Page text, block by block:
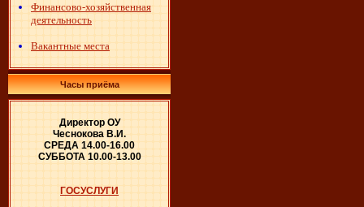
Финансово-хозяйственная
деятельность
Вакантные места
Часы приёма
Директор ОУ
Чеснокова В.И.
СРЕДА 14.00-16.00
СУББОТА 10.00-13.00
ГОСУСЛУГИ